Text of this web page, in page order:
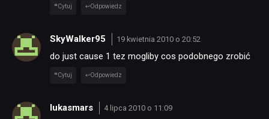
Cytuj Odpowiedz
SkyWalker95 19 kwietnia 2010 o 20:52
do just cause 1 tez mogliby cos podobnego zrobić
Cytuj Odpowiedz
lukasmars 4 lipca 2010 o 11:09